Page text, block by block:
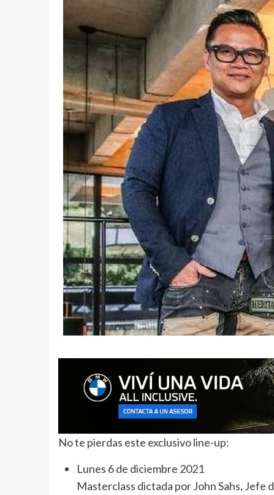
No te pierdas este exclusivo line-up:
Lunes 6 de diciembre 2021
Masterclass dictada por John Sahs, Jefe